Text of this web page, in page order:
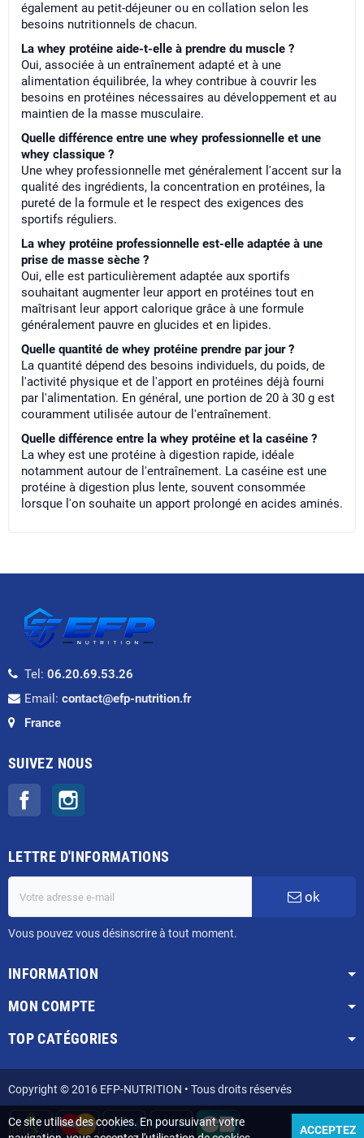
également au petit-déjeuner ou en collation selon les
besoins nutritionnels de chacun.
La whey protéine aide-t-elle à prendre du muscle ?
Oui, associée à un entraînement adapté et à une
alimentation équilibrée, la whey contribue à couvrir les
besoins en protéines nécessaires au développement et au
maintien de la masse musculaire.
Quelle différence entre une whey professionnelle et une
whey classique ?
Une whey professionnelle met généralement l'accent sur la
qualité des ingrédients, la concentration en protéines, la
pureté de la formule et le respect des exigences des
sportifs réguliers.
La whey protéine professionnelle est-elle adaptée à une
prise de masse sèche ?
Oui, elle est particulièrement adaptée aux sportifs
souhaitant augmenter leur apport en protéines tout en
maîtrisant leur apport calorique grâce à une formule
généralement pauvre en glucides et en lipides.
Quelle quantité de whey protéine prendre par jour ?
La quantité dépend des besoins individuels, du poids, de
l'activité physique et de l'apport en protéines déjà fourni
par l'alimentation. En général, une portion de 20 à 30 g est
couramment utilisée autour de l'entraînement.
Quelle différence entre la whey protéine et la caséine ?
La whey est une protéine à digestion rapide, idéale
notamment autour de l'entraînement. La caséine est une
protéine à digestion plus lente, souvent consommée
lorsque l'on souhaite un apport prolongé en acides aminés.
Tel: 06.20.69.53.26
Email: contact@efp-nutrition.fr
France
SUIVEZ NOUS
Facebook
LETTRE D'INFORMATIONS
ok
Vous pouvez vous désinscrire à tout moment.
INFORMATION
MON COMPTE
TOP CATÉGORIES
Copyright © 2016 EFP-NUTRITION • Tous droits réservés
Ce site utilise des cookies. En poursuivant votre
ACCEPTEZ